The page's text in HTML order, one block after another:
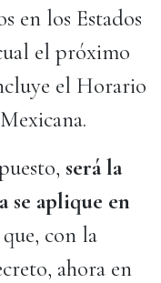
en los Estados
el próximo
el Horario
será la
se aplique en
con la
ahora en